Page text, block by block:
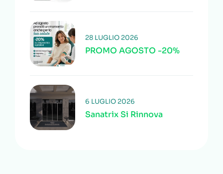
PROMO AGOSTO -20%
28 LUGLIO 2026
Sanatrix Si Rinnova
6 LUGLIO 2026